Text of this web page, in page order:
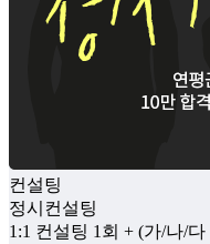
컨설팅
정시컨설팅
1:1 컨설팅 1회 + (가/나/